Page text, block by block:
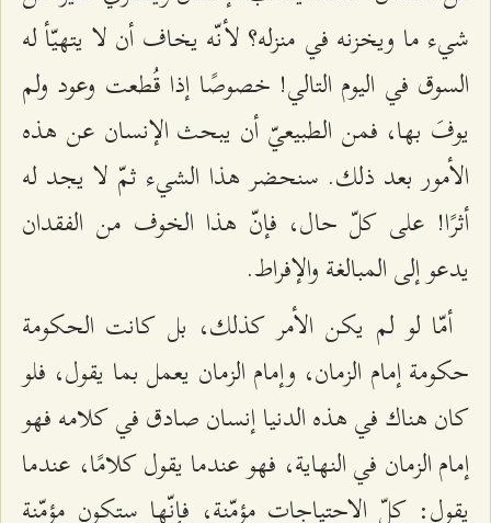
شيء ما ويخزنه في منزله؟ لأنّه يخاف أن لا يتهيّأ له
السوق في اليوم التالي! خصوصًا إذا قُطعت وعود ولم
يوفَ بها، فمن الطبيعيّ أن يبحث الإنسان عن هذه
الأمور بعد ذلك. سنحضر هذا الشيء ثمّ لا يجد له
أثرًا! على كلّ حال، فإنّ هذا الخوف من الفقدان
يدعو إلى المبالغة والإفراط.
أمّا لو لم يكن الأمر كذلك، بل كانت الحكومة
حكومة إمام الزمان، وإمام الزمان يعمل بما يقول، فلو
كان هناك في هذه الدنيا إنسان صادق في كلامه فهو
إمام الزمان في النهاية، فهو عندما يقول كلامًا، عندما
يقول: كلّ الاحتياجات مؤمّنة، فإنّها ستكون مؤمّنة